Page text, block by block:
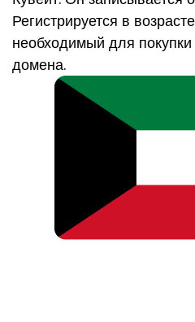
Регистрируется в
необходимый для
домена.